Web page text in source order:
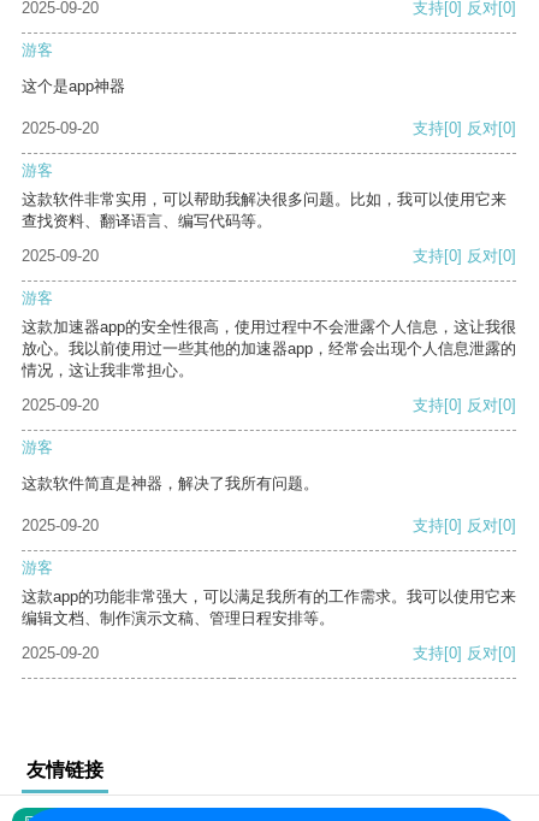
2025-09-20
支持[0] 反对[0]
游客
这个是app神器
2025-09-20 支持[0] 反对[0]
游客
这款软件非常实用，可以帮助我解决很多问题。比如，我可以使用它来
查找资料、翻译语言、编写代码等。
2025-09-20
支持[0] 反对[0]
游客
这款加速器app的安全性很高，使用过程中不会泄露个人信息，这让我很
放心。我以前使用过一些其他的加速器app，经常会出现个人信息泄露的
情况，这让我非常担心。
2025-09-20
支持[0] 反对[0]
游客
这款软件简直是神器，解决了我所有问题。
2025-09-20 支持[0] 反对[0]
游客
这款app的功能非常强大，可以满足我所有的工作需求。我可以使用它来
编辑文档、制作演示文稿、管理日程安排等。
2025-09-20
支持[0] 反对[0]
友情链接